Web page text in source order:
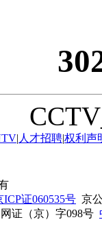
| 人才招聘|权利声
ICP证060535号 京
证（京）字098号